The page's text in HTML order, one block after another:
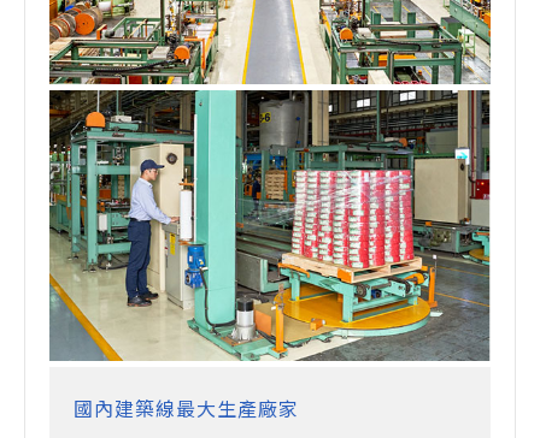
國內建築線最大生產廠家